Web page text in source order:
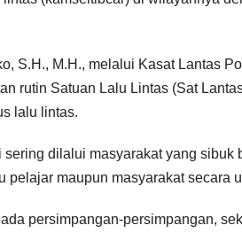
S.H., M.H., melalui Kasat Lantas
rutin Satuan Lalu Lintas (Sat
lalu lintas.
dilalui masyarakat yang
maupun masyarakat secara
persimpangan-persimpangan,